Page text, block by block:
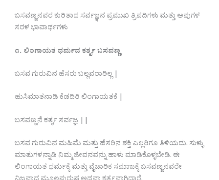
ಬಸವಣ್ಣನವರ ಕುರಿತಾದ ಸರ್ವಜ್ಞನ ಪ್ರಮುಖ ತ್ರಿಪದಿಗಳು ಮತ್ತು ಅವುಗಳ
ಸರಳ ಭಾವಾರ್ಥಗಳು
೧. ಲಿಂಗಾಯತ ಧರ್ಮದ ಕರ್ತೃ ಬಸವಣ್ಣ
ಬಸವ ಗುರುವಿನ ಹೆಸರು ಬಲ್ಲವರಾರಿಲ್ಲ |
ಹುಸಿಮಾತನಾಡಿ ಕೆಡದಿರಿ ಲಿಂಗಾಯತಕೆ |
ಬಸವಣ್ಣನೆ ಕರ್ತೃ ಸರ್ವಜ್ಞ ||
ಬಸವ ಗುರುವಿನ ಮಹಿಮೆ ಮತ್ತು ಹೆಸರಿನ ಶಕ್ತಿ ಎಲ್ಲರಿಗೂ ತಿಳಿಯದು. ಸುಳ್ಳು
ಮಾತುಗಳನ್ನಾಡಿ ನಿಮ್ಮ ಜೀವನವನ್ನು ಹಾಳು ಮಾಡಿಕೊಳ್ಳಬೇಡಿ. ಈ
ಲಿಂಗಾಯತ ಧರ್ಮಕ್ಕೆ ಮತ್ತು ವೈಚಾರಿಕ ಸಮಾಜಕ್ಕೆ ಬಸವಣ್ಣನವರೇ